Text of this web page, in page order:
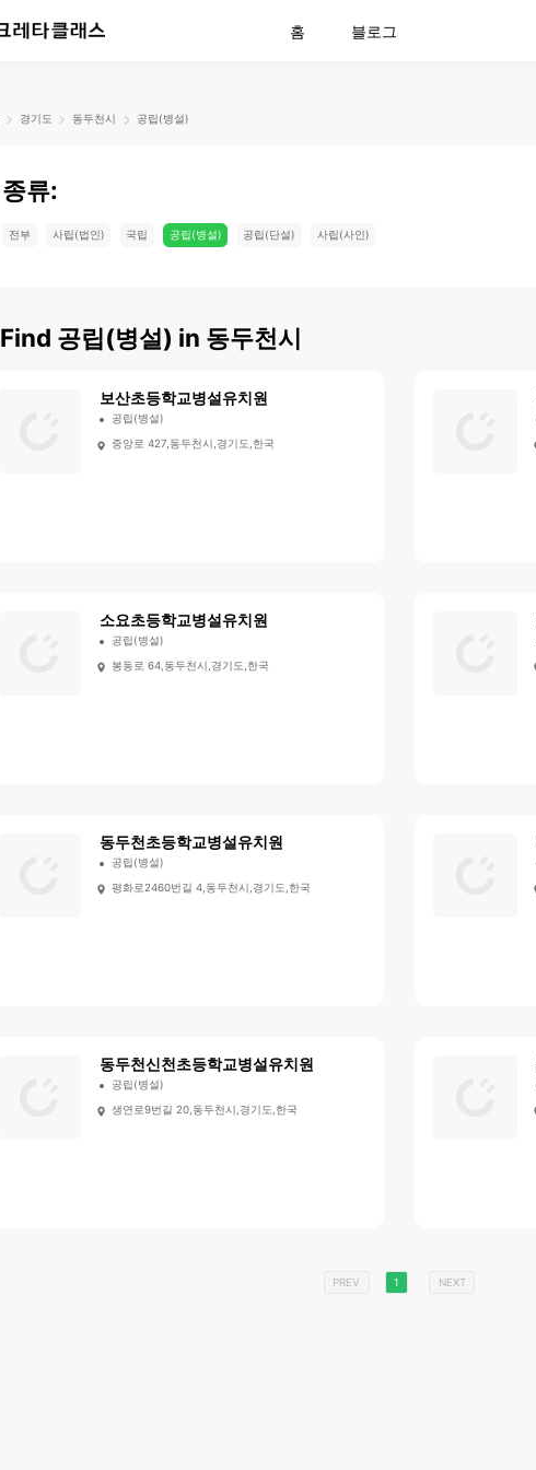
홈 블로그
경기도 동두천시 공립(병설)
종류:
전부 사립(법인) 국립 공립(병설) 공립(단설) 사립(사인)
Find 공립(병설) in 동두천시
보산초등학교병설유치원
공립(병설)
중앙로 427,동두천시,경기도,한국
소요초등학교병설유치원
공립(병설)
봉동로 64,동두천시,경기도,한국
동두천초등학교병설유치원
공립(병설)
평화로2460번길 4,동두천시,경기도,한국
동두천신천초등학교병설유치원
공립(병설)
생연로9번길 20,동두천시,경기도,한국
PREV 1 NEXT